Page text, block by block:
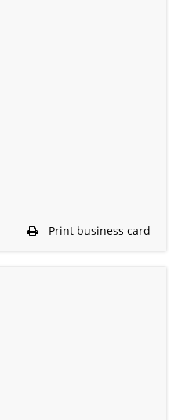
Print business card